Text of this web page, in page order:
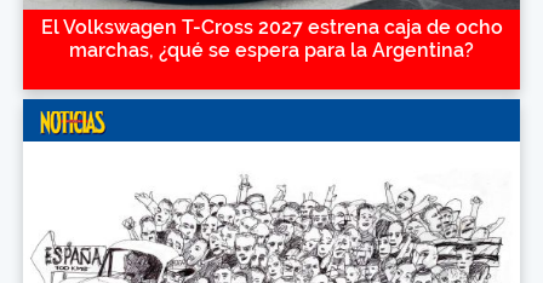
El Volkswagen T-Cross 2027 estrena caja de ocho
marchas, ¿qué se espera para la Argentina?